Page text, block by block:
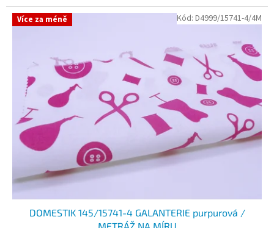
Více za méně
DOMESTIK 145/15741-4 GALANTERIE purpurová /
Kód: D4999/15741-4/4M